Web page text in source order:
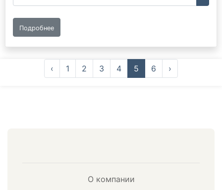
Подробнее
‹ 1 2 3 4 5 6 ›
О компании